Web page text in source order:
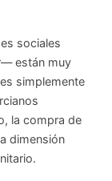
sociales
están muy
simplemente
la compra de
dimensión